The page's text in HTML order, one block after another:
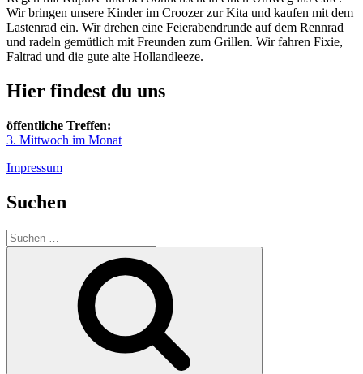
Wir bringen unsere Kinder im Croozer zur Kita und kaufen mit dem
Lastenrad ein. Wir drehen eine Feierabendrunde auf dem Rennrad
und radeln gemütlich mit Freunden zum Grillen. Wir fahren Fixie,
Faltrad und die gute alte Hollandleeze.
Hier findest du uns
öffentliche Treffen:
3. Mittwoch im Monat
Impressum
Suchen
Suchen
nach: